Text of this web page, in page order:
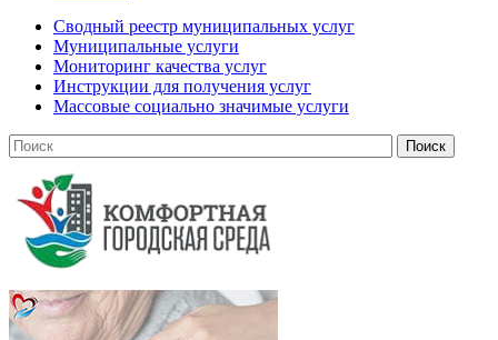
Сводный реестр муниципальных услуг
Муниципальные услуги
Мониторинг качества услуг
Инструкции для получения услуг
Массовые социально значимые услуги